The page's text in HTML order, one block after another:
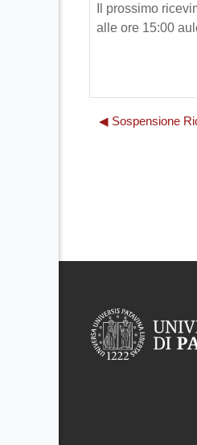
Il prossimo
alle ore 15:00
◀︎ Sospensione